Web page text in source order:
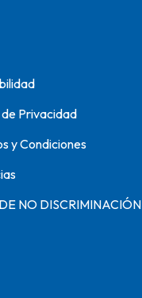
Privacidad
y Condiciones
NO DISCRIMINACIÓN